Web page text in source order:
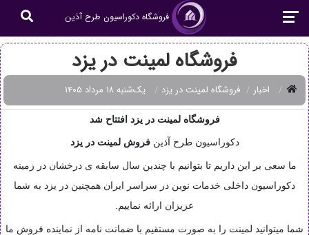
فروشگاه دکوراسیون طرح آذین
فروشگاه لمینت در یزد
اخبار فروشگاه لمینت در یزد یک‌شنبه ۱۸ مرداد ۱۴۰۵
فروشگاه لمینت در یزد افتتاح شد
دکوراسیون طرح آذینفروش لمینت در یزد
ما سعی بر این داریم تا بتوانیم با چندین سال سابقه ی درخشان در زمینه
دکوراسیون داخلی خدمات نوین در سراسر ایران همچنین در یزد به شما
عزیزان ارائه نماییم.
شما میتوانید لمینت را به صورت مستقیم با ضمانت نامه از نماینده فروش ما